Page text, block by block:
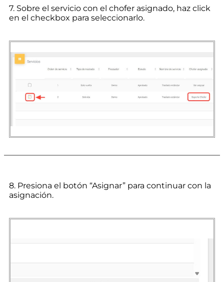
7. Sobre el servicio con el chofer asignado, haz click
en el checkbox para seleccionarlo.
8. Presiona el botón “Asignar” para continuar con la
asignación.